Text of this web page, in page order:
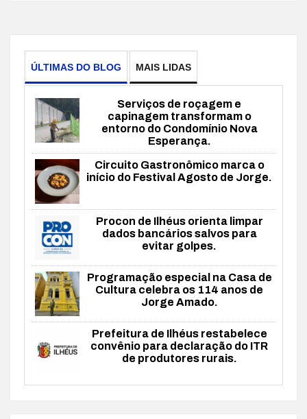
ÚLTIMAS DO BLOG MAIS LIDAS
Serviços de roçagem e
capinagem transformam o
entorno do Condomínio Nova
Esperança.
Circuito Gastronômico marca o
início do Festival Agosto de Jorge.
Procon de Ilhéus orienta limpar
dados bancários salvos para
evitar golpes.
Programação especial na Casa de
Cultura celebra os 114 anos de
Jorge Amado.
Prefeitura de Ilhéus restabelece
convênio para declaração do ITR
de produtores rurais.